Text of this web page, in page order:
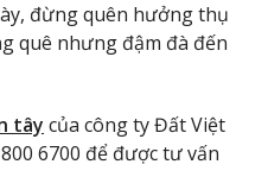
đừng quên hưởng thụ
quê nhưng đậm đà đến
tây của công ty Đất Việt
6700 để được tư vấn